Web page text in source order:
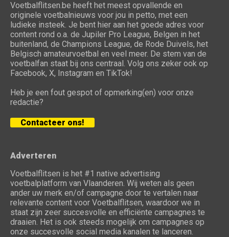
Voetbalflitsen.be heeft het meest opvallende en
originele voetbalnieuws voor jou in petto, met een
ludieke insteek. Je bent hier aan het goede adres voor
content rond o.a. de Jupiler Pro League, Belgen in het
buitenland, de Champions League, de Rode Duivels, het
Belgisch amateurvoetbal en veel meer. De stem van de
voetbalfan staat bij ons centraal. Volg ons zeker ook op
Facebook, X, Instagram en TikTok!
Heb je een fout gespot of opmerking(en) voor onze
redactie?
Contacteer ons!
Adverteren
Voetbalflitsen is het #1 native advertising
voetbalplatform van Vlaanderen. Wij weten als geen
ander uw merk en/of campagne door te vertalen naar
relevante content voor Voetbalflitsen, waardoor we in
staat zijn zeer succesvolle en efficiënte campagnes te
draaien. Het is ook steeds mogelijk om campagnes op
onze succesvolle social media kanalen te lanceren.